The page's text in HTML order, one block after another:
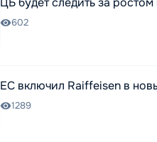
602
ЕС включил Raiffeisen в
1289